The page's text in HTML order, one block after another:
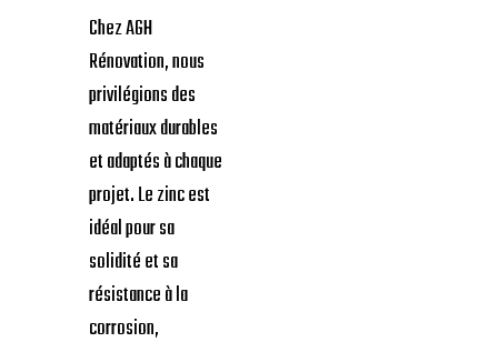
Chez AGH
Rénovation, nous
privilégions des
matériaux durables
et adaptés à chaque
projet. Le zinc est
idéal pour sa
solidité et sa
résistance à la
corrosion,